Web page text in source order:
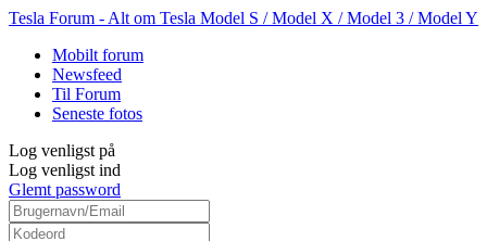
Tesla Forum - Alt om Tesla Model S / Model X / Model 3 / Model Y
Mobilt forum
Newsfeed
Til Forum
Seneste fotos
Log venligst på
Log venligst ind
Glemt password